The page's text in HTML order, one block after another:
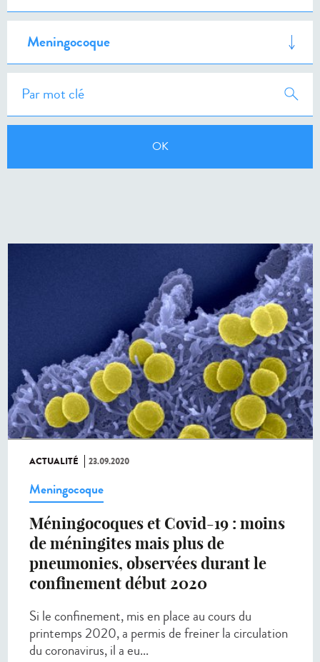
ACTUALITÉ 23.09.2020
Meningocoque
Méningocoques et Covid-19 : moins
de méningites mais plus de
pneumonies, observées durant le
confinement début 2020
Si le confinement, mis en place au cours du
printemps 2020, a permis de freiner la circulation
du coronavirus, il a eu...